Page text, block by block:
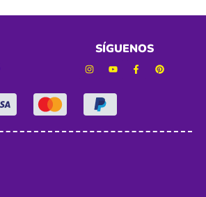
SÍGUENOS